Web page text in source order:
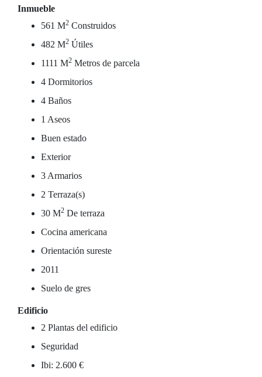
Inmueble
561 M2 Construidos
482 M2 Útiles
1111 M2 Metros de parcela
4 Dormitorios
4 Baños
1 Aseos
Buen estado
Exterior
3 Armarios
2 Terraza(s)
30 M2 De terraza
Cocina americana
Orientación sureste
2011
Suelo de gres
Edificio
2 Plantas del edificio
Seguridad
Ibi: 2.600 €